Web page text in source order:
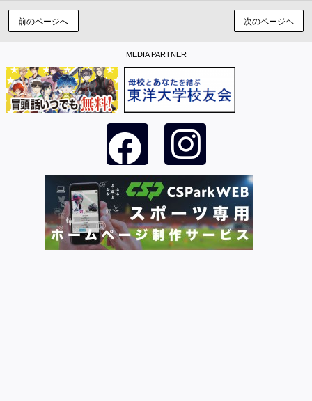
前のページへ 次のページヘ
MEDIA PARTNER